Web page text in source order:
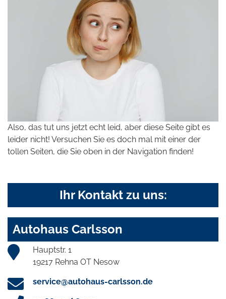
Also, das tut uns jetzt echt leid, aber diese Seite gibt es
leider nicht! Versuchen Sie es doch mal mit einer der
tollen Seiten, die Sie oben in der Navigation finden!
Ihr Kontakt zu uns:
Autohaus Carlsson
Hauptstr. 1
19217 Rehna OT Nesow
service@autohaus-carlsson.de